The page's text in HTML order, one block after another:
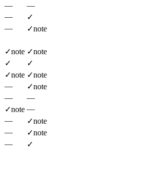
—
—
—
✓
— ✓note
✓note ✓note
✓
✓
✓note ✓note
— ✓note
—
—
✓note —
— ✓note
— ✓note
— ✓